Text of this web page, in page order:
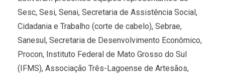
Sesc, Sesi, Senai, Secretaria de Assistência Social,
Cidadania e Trabalho (corte de cabelo), Sebrae,
Sanesul, Secretaria de Desenvolvimento Econômico,
Procon, Instituto Federal de Mato Grosso do Sul
(IFMS), Associação Três-Lagoense de Artesãos,